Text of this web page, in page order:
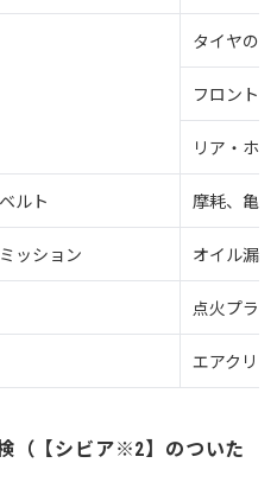
タイヤの
フロント
リア・ホ
ルト 摩耗、亀
ッション オイル漏
点火プラ
エアクリ
（【シビア※2】のついた